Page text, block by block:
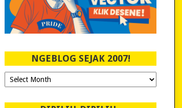
NGEBLOG SEJAK 2007!
Ngeblog
Sejak